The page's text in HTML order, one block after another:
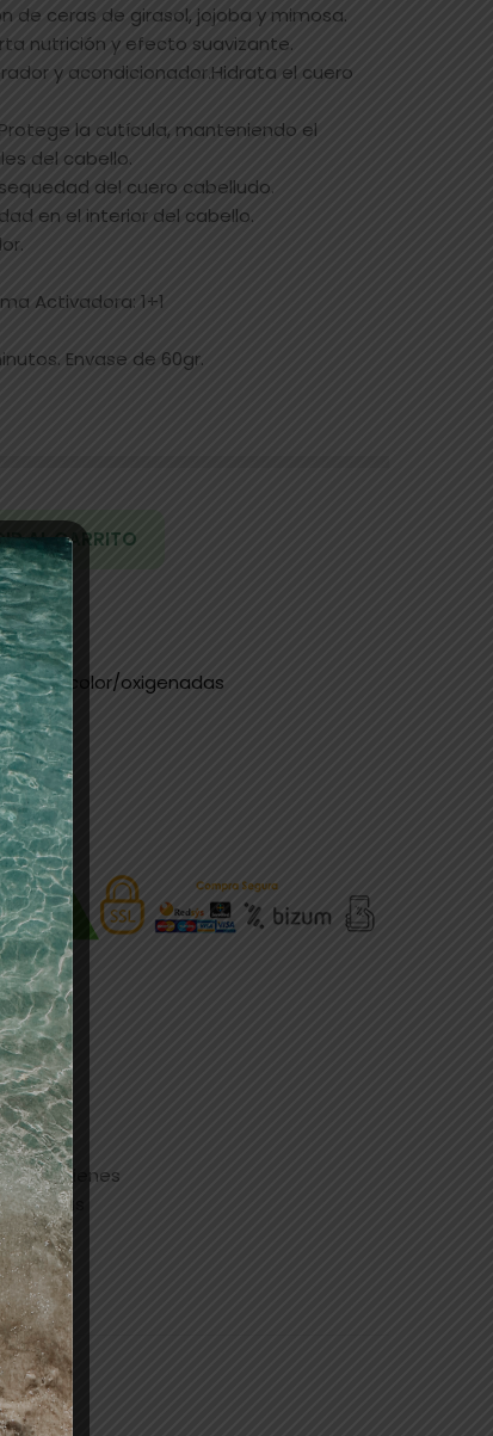
de ceras de girasol, jojoba y mimosa.
nutrición y efecto suavizante.
y acondicionador.Hidrata el cuero
la cutícula, manteniendo el
del cabello.
del cuero cabelludo.
en el interior del cabello.
Activadora: 1+1
Envase de 60gr.
AL CARRITO
de color/oxigenadas
quienes
más